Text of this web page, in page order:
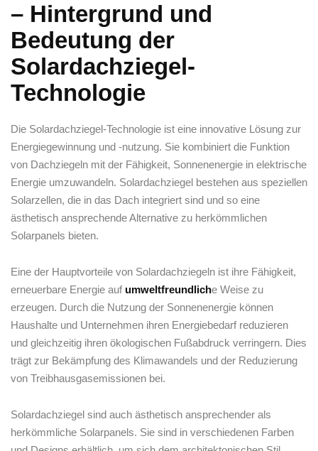
– Hintergrund und​
Bedeutung der
Solardachziegel-
Technologie
Die Solardachziegel-Technologie ist eine innovative Lösung zur
Energiegewinnung ‍und -nutzung. Sie kombiniert die Funktion
von Dachziegeln mit der ⁤Fähigkeit, Sonnenenergie in elektrische
Energie umzuwandeln. Solardachziegel bestehen aus speziellen
Solarzellen, die in das Dach integriert sind und so eine
ästhetisch ansprechende Alternative zu herkömmlichen
Solarpanels bieten.
Eine der Hauptvorteile von Solardachziegeln ist ihre Fähigkeit,
erneuerbare Energie auf umweltfreundliche ⁢Weise zu⁤
erzeugen. Durch ​die Nutzung der Sonnenenergie können
Haushalte und Unternehmen ihren Energiebedarf reduzieren
und ⁢gleichzeitig​ ihren ökologischen Fußabdruck ⁢verringern. Dies
trägt zur Bekämpfung des Klimawandels und ⁣der Reduzierung
von Treibhausgasemissionen bei.
Solardachziegel sind auch ästhetisch ansprechender als
herkömmliche Solarpanels. Sie sind in verschiedenen Farben